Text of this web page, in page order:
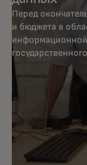
Перед
и бюджета в
информационной
динамического
угрозу для
стороны
которые
информации,